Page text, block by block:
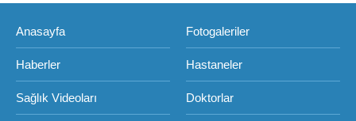
Anasayfa Fotogaleriler
Haberler Hastaneler
Sağlık Videoları Doktorlar